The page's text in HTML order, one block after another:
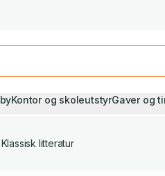
Kontor og skoleutstyrGaver og
Klassisk litteratur